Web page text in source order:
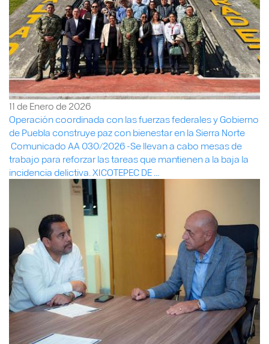
11 de Enero de 2026
Operación coordinada con las fuerzas federales y Gobierno
de Puebla construye paz con bienestar en la Sierra Norte
Comunicado AA 030/2026 -Se llevan a cabo mesas de
trabajo para reforzar las tareas que mantienen a la baja la
incidencia delictiva. XICOTEPEC DE ...